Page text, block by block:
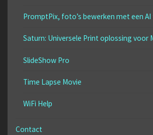
PromptPix, foto’s bewerken met een
Saturn: Universele Print oplossing voor
SlideShow Pro
Time Lapse Movie
WiFi Help
Contact